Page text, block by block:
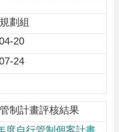
劃組
20
24
制計畫評核結果